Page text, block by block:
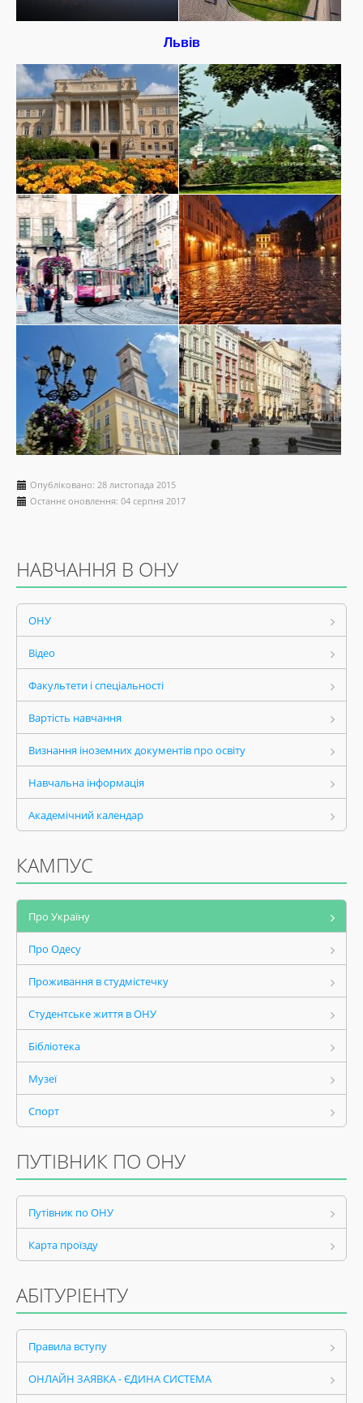
Львів
Опубліковано: 28 листопада 2015
Останнє оновлення: 04 серпня 2017
НАВЧАННЯ В ОНУ
ОНУ
Відео
Факультети і спеціальності
Вартість навчання
Визнання іноземних документів про освіту
Навчальна інформація
Академічний календар
КАМПУС
Про Україну
Про Одесу
Проживання в студмістечку
Студентське життя в ОНУ
Бібліотека
Музеї
Спорт
ПУТІВНИК ПО ОНУ
Путівник по ОНУ
Карта проїзду
АБІТУРІЕНТУ
Правила вступу
ОНЛАЙН ЗАЯВКА - ЄДИНА СИСТЕМА